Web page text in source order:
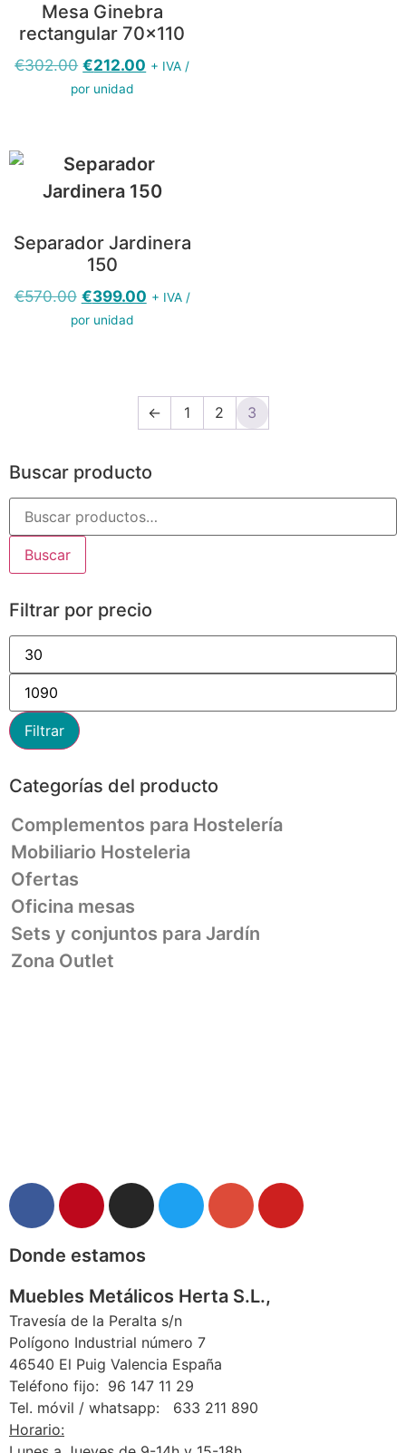
Buscar producto
Buscar
Filtrar por precio
Filtrar
Categorías del producto
Complementos para Hostelería
Mobiliario Hosteleria
Ofertas
Oficina mesas
Sets y conjuntos para Jardín
Zona Outlet
Mesa Ginebra
rectangular 70×110
€302.00 €212.00 + IVA /
por unidad
Separador Jardinera
150
€570.00 €399.00 + IVA /
por unidad
← 1 2 3
Donde estamos
Muebles Metálicos Herta S.L.,
Travesía de la Peralta s/n
Polígono Industrial número 7
46540 El Puig Valencia España
Teléfono fijo: 96 147 11 29
Tel. móvil / whatsapp: 633 211 890
Horario: